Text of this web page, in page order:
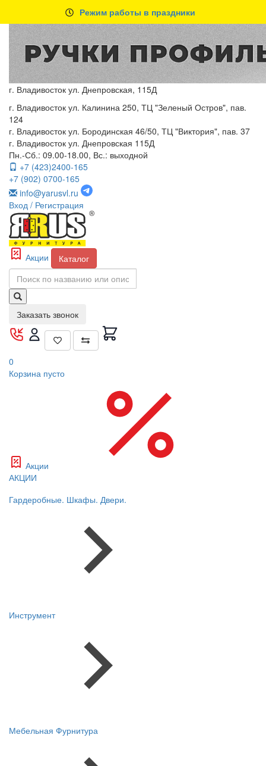
Режим работы в праздники
г. Владивосток ул. Днепровская, 115Д
г. Владивосток ул. Калинина 250, ТЦ "Зеленый Остров", пав.
124
г. Владивосток ул. Бородинская 46/50, ТЦ "Виктория", пав. 37
г. Владивосток ул. Днепровская 115Д
Пн.-Сб.: 09.00-18.00, Вс.: выходной
+7 (423)2400-165
+7 (902) 0700-165
info@yarusvl.ru
Вход / Регистрация
Акции Каталог
Заказать звонок
0
Корзина пусто
Акции
АКЦИИ
Гардеробные. Шкафы. Двери.
Инструмент
Мебельная Фурнитура